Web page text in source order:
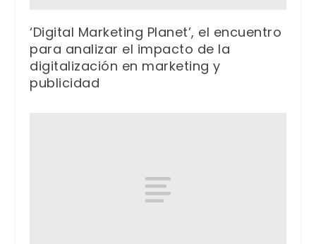
‘Digital Marketing Planet’, el encuentro
para analizar el impacto de la
digitalización en marketing y
publicidad